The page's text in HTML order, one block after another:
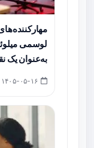
لوسمی
به‌عنوان یک